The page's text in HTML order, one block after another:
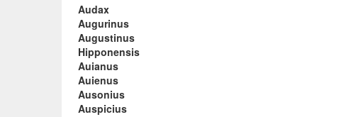
Audax
Augurinus
Augustinus
Hipponensis
Auianus
Auienus
Ausonius
Auspicius